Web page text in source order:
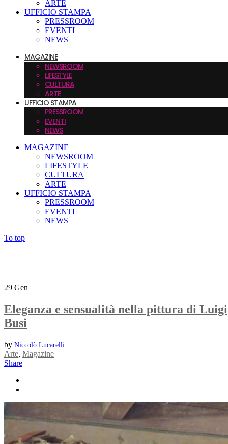
ARTE
UFFICIO STAMPA
PRESSROOM
EVENTI
NEWS
MAGAZINE
NEWSROOM
LIFESTYLE
CULTURA
ARTE
UFFICIO STAMPA
PRESSROOM
EVENTI
NEWS
MAGAZINE
NEWSROOM
LIFESTYLE
CULTURA
ARTE
UFFICIO STAMPA
PRESSROOM
EVENTI
NEWS
To top
29 Gen
Eleganza e sensualità nella pittura di Luigi
Busi
by Niccolò Lucarelli
Arte, Magazine
Share